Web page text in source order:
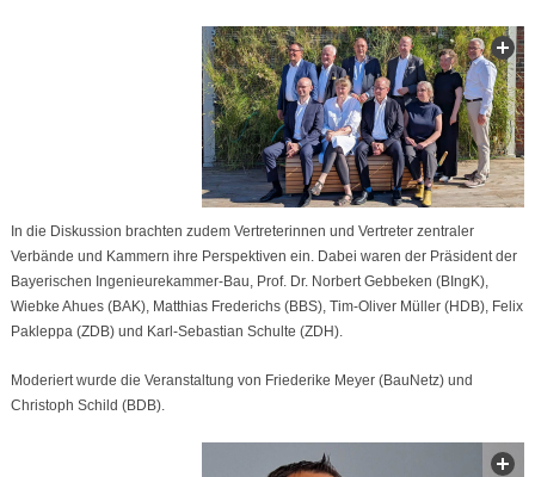
In die Diskussion brachten zudem Vertreterinnen und Vertreter zentraler
Verbände und Kammern ihre Perspektiven ein. Dabei waren der Präsident der
Bayerischen Ingenieurekammer-Bau, Prof. Dr. Norbert Gebbeken (BIngK),
Wiebke Ahues (BAK), Matthias Frederichs (BBS), Tim-Oliver Müller (HDB), Felix
Pakleppa (ZDB) und Karl-Sebastian Schulte (ZDH).
Moderiert wurde die Veranstaltung von Friederike Meyer (BauNetz) und
Christoph Schild (BDB).